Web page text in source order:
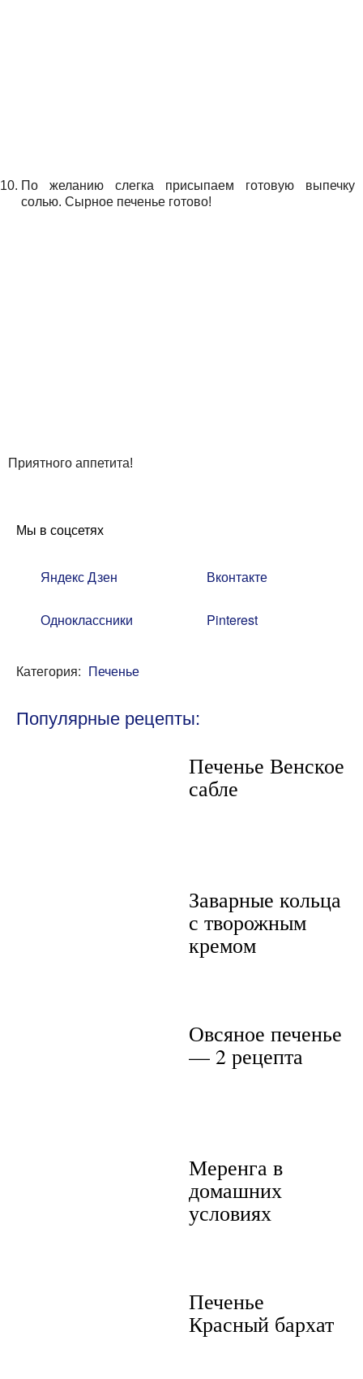
По желанию слегка присыпаем готовую выпечку
солью. Сырное печенье готово!
Приятного аппетита!
Мы в соцсетях
Яндекс Дзен Вконтакте
Одноклассники Pinterest
Категория: Печенье
Популярные рецепты:
Печенье Венское
сабле
Заварные кольца
с творожным
кремом
Овсяное печенье
— 2 рецепта
Меренга в
домашних
условиях
Печенье
Красный бархат